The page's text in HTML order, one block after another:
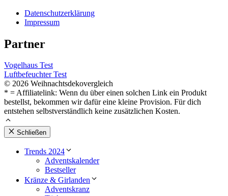
Datenschutzerklärung
Impressum
Partner
Vogelhaus Test
Luftbefeuchter Test
© 2026 Weihnachtsdekovergleich
* = Affiliatelink: Wenn du über einen solchen Link ein Produkt
bestellst, bekommen wir dafür eine kleine Provision. Für dich
entstehen selbstverständlich keine zusätzlichen Kosten.
Schließen
Trends 2024
Adventskalender
Bestseller
Kränze & Girlanden
Adventskranz